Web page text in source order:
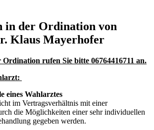
in der Ordination von
Klaus Mayerhofer
rufen Sie bitte 06764416711 an.
eines Wahlarztes
im Vertragsverhältnis mit einer
die Möglichkeiten einer sehr individuellen
gegeben werden.